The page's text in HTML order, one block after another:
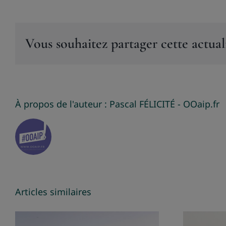
Vous souhaitez partager cette
À propos de l'auteur : Pascal FÉLICITÉ - OOaip.fr
Articles similaires